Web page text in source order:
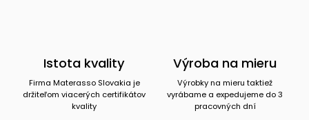
Istota kvality
Firma Materasso Slovakia je
držiteľom viacerých certifikátov
kvality
Výroba na mieru
Výrobky na mieru taktiež
vyrábame a expedujeme do 3
pracovných dní